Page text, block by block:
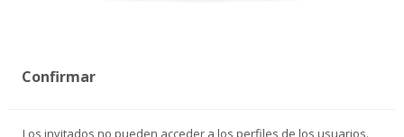
Confirmar
Los invitados no pueden acceder a los perfiles de los usuarios.